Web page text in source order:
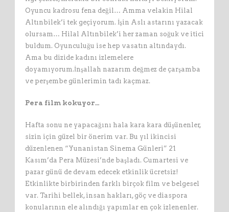
Oyuncu kadrosu fena değil… Amma velakin Hilal
Altınbilek’i tek geçiyorum. İşin Aslı astarını yazacak
olursam… Hilal Altınbilek’i her zaman soğuk ve itici
buldum. Oyunculuğu ise hep vasatın altındaydı.
Ama bu dizide kadını izlemelere
doyamıyorum.İnşallah nazarım değmez de çarşamba
ve perşembe günlerimin tadı kaçmaz.
Pera film kokuyor…
Hafta sonu ne yapacağını hala kara kara düşünenler,
sizin için güzel bir önerim var. Bu yıl ikincisi
düzenlenen “Yunanistan Sinema Günleri” 21
Kasım’da Pera Müzesi’nde başladı. Cumartesi ve
pazar günü de devam edecek etkinlik ücretsiz!
Etkinlikte birbirinden farklı birçok film ve belgesel
var. Tarihi bellek, insan hakları, göç ve diaspora
konularının ele alındığı yapımlar en çok izlenenler.